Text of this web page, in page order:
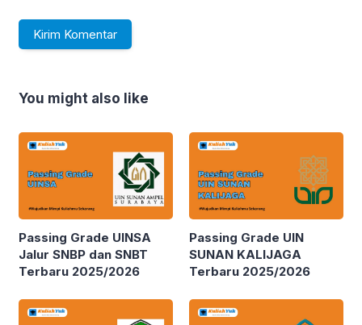
You might also like
Passing Grade UINSA
Jalur SNBP dan SNBT
Terbaru 2025/2026
Passing Grade UIN
SUNAN KALIJAGA
Terbaru 2025/2026